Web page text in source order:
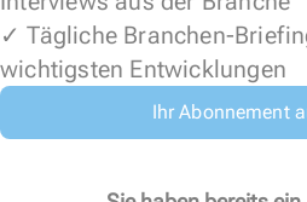
✓ Tägliche Branchen-
wichtigsten Entwicklungen
Ihr Abonnement